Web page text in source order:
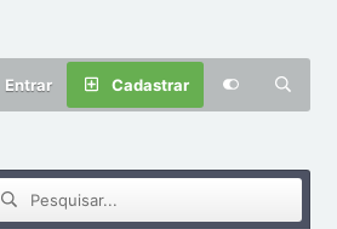
Entrar Cadastrar